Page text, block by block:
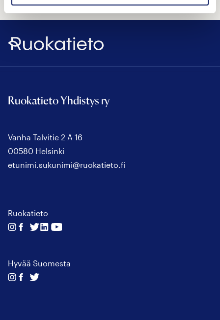
Ruokatieto
Ruokatieto Yhdistys ry
Vanha Talvitie 2 A 16
00580 Helsinki
etunimi.sukunimi@ruokatieto.fi
Ruokatieto
Seuraa
Seuraa
Seuraa
SeuraaSeuraa
Hyvää Suomesta
Seuraa
SeuraaSeuraa